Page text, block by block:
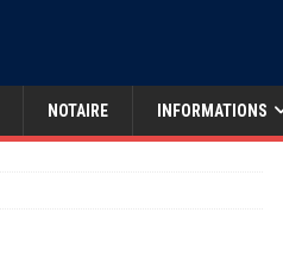
NOTAIRE INFORMATIONS